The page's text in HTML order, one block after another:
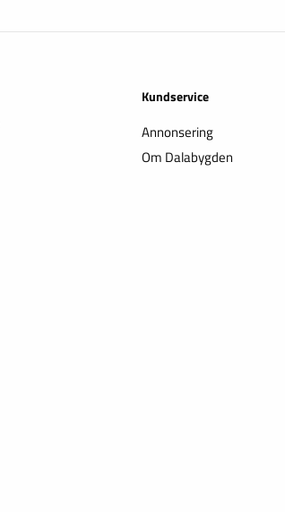
Kundservice
Annonsering
Om Dalabygden